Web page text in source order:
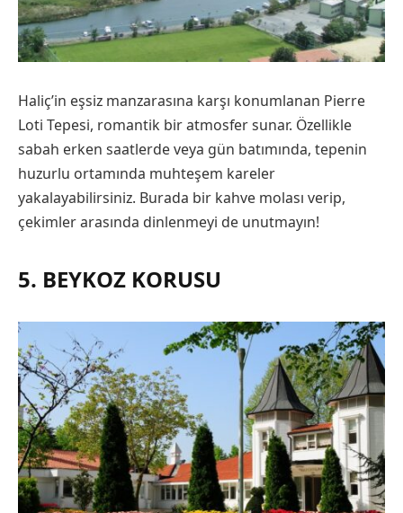
Haliç’in eşsiz manzarasına karşı konumlanan Pierre
Loti Tepesi, romantik bir atmosfer sunar. Özellikle
sabah erken saatlerde veya gün batımında, tepenin
huzurlu ortamında muhteşem kareler
yakalayabilirsiniz. Burada bir kahve molası verip,
çekimler arasında dinlenmeyi de unutmayın!
5. BEYKOZ KORUSU